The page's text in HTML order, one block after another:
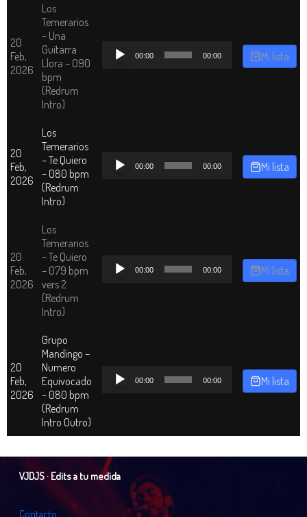
20
Feb,
2026
Los
Temerarios
– Una
Guitarra
Llora – 090
bpm
(Redrum
Intro)
Reproductor
00:00 00:00 Mi lista
20
Feb,
2026
Los
Temerarios
– Te Quiero
– 080 bpm
(Redrum
Intro)
Reproductor
00:00 00:00 Mi lista
20
Feb,
2026
Los
Temerarios
– Te Quiero
– 079 bpm
vers 2
(Redrum
Intro)
Reproductor
00:00 00:00 Mi lista
20
Feb,
2026
Grupo
Mandingo –
Numero
Equivocado
– 080 bpm
(Redrum
Intro Outro)
Reproductor
00:00 00:00 Mi lista
VJDJS · Edits a tu medida
Contacto